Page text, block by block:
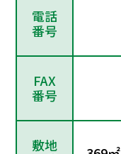
電話
番号
FAX
番号
敷地